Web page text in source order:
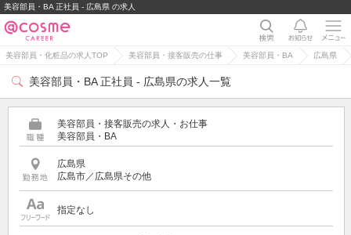
美容部員・BA 正社員 - 広島県 の求人
美容部員・化粧品の求人TOP 美容部員・接客販売の仕事 美容部員・BA 広島県
美容部員・BA 正社員 - 広島県の求人一覧
美容部員・接客販売の求人・お仕事
美容部員・BA
広島県
広島市／広島県その他
指定なし